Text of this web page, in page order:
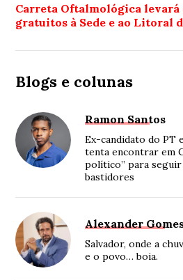
Carreta Oftalmológica levará
gratuitos à Sede e ao Litoral
Blogs e colunas
Ramon Santos
Ex-candidato do PT
tenta encontrar em
político” para
bastidores
Alexander
Salvador, onde a
e o povo… boia.